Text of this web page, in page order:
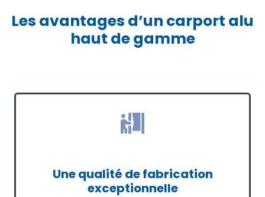
Les avantages d’un carport alu
haut de gamme
Une qualité de fabrication
exceptionnelle